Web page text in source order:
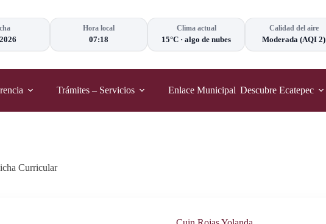
Hora local
07:18
Clima actual
15°C · algo de nubes
Calidad del aire
Moderada (AQI 2)
Trámites – Servicios Enlace Municipal Descubre Ecatepec
Curricular